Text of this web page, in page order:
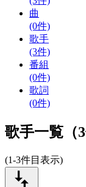
曲
(0件)
歌手
(3件)
番組
(0件)
歌詞
(0件)
歌手一覧（3
(1-3件目表示)